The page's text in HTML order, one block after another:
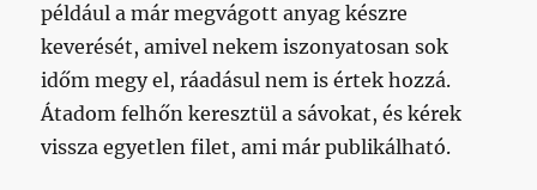
például a már megvágott anyag készre
keverését, amivel nekem iszonyatosan sok
időm megy el, ráadásul nem is értek hozzá.
Átadom felhőn keresztül a sávokat, és kérek
vissza egyetlen filet, ami már publikálható.